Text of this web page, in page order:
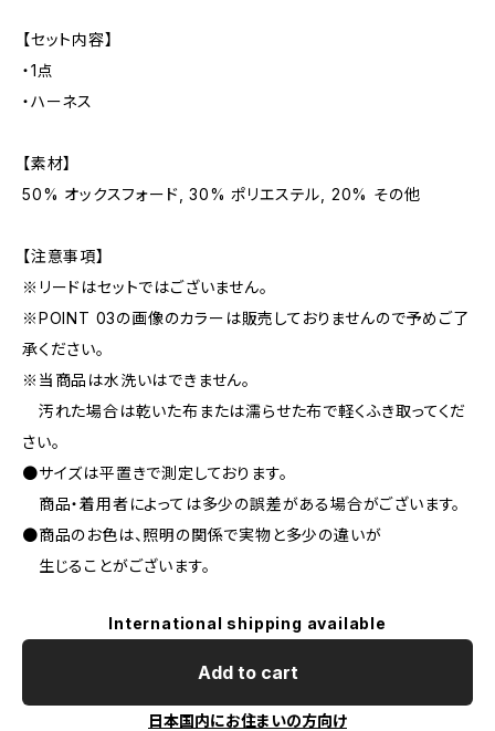
【セット内容】
・1点
・ハーネス
【素材】
50% オックスフォード, 30% ポリエステル, 20% その他
【注意事項】
※リードはセットではございません。
※POINT 03の画像のカラーは販売しておりませんので予めご了
承ください。
※当商品は水洗いはできません。
汚れた場合は乾いた布または濡らせた布で軽くふき取ってくだ
さい。
●サイズは平置きで測定しております。
商品・着用者によっては多少の誤差がある場合がございます。
●商品のお色は、照明の関係で実物と多少の違いが
生じることがございます。
International shipping available
Add to cart
日本国内にお住まいの方向け